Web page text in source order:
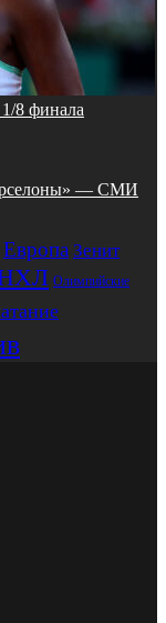
8 финала
— СМИ
Европа Зенит
Олимпийские